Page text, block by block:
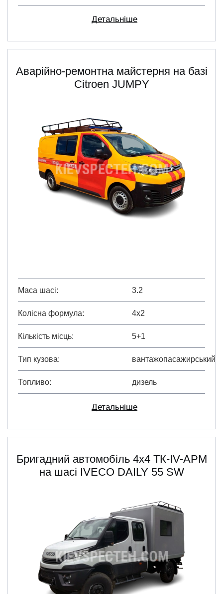
Детальніше
Аварійно-ремонтна майстерня на базі
Citroen JUMPY
Маса шасі 3.2
Колісна формула 4х2
Кількість місць 5+1
Тип кузова вантажопасажирський
Топливо дизель
Детальніше
Бригадний автомобіль 4x4 ТК-IV-АРМ
на шасі IVECO DAILY 55 SW